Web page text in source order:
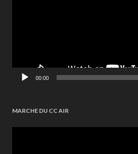
00:00
MARCHE DU CC AIR